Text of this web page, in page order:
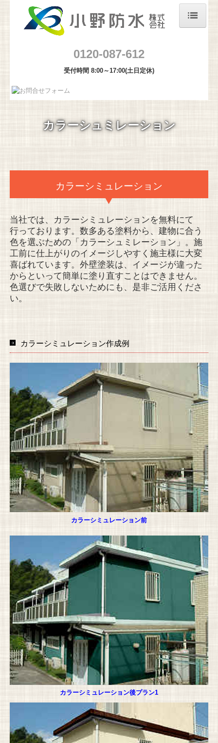
プライバシーポリシー
採用情報
0120-087-612
受付時間 8:00～17:00(土日定休)
カラーシュミレーション
カラーシミュレーション
当社では、カラーシミュレーションを無料にて
行っております。数多ある塗料から、建物に合う
色を選ぶための「カラーシュミレーション」。施
工前に仕上がりのイメージしやすく施主様に大変
喜ばれています。外壁塗装は、イメージが違った
からといって簡単に塗り直すことはできません。
色選びで失敗しないためにも、是非ご活用くださ
い。
カラーシミュレーション作成例
カラーシミュレーション前
カラーシミュレーション後プラン1